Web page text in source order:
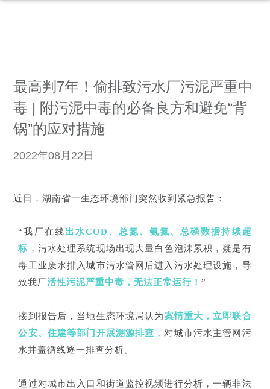
最高判7年！偷排致污水厂污泥严重中
毒 | 附污泥中毒的必备良方和避免“背
锅”的应对措施
2022年08月22日
近日，湖南省一生态环境部门突然收到紧急报告：
“我厂在线出水COD、总氮、氨氮、总磷数据持续超
标 ，污水处理系统现场出现大量白色泡沫累积， 疑是有
毒工业废水排入城市污水管网后进入污水处理设施，导
致我厂活性污泥严重中毒，无法正常运行！”
接到报告后，当地生态环境局认为案情重大，立即联合
公安、住建等部门开展溯源排查 ，对城市污水主管网污
水井盖循线逐一排查分析。
通过对城市出入口和街道监控视频进行分析，一辆非法